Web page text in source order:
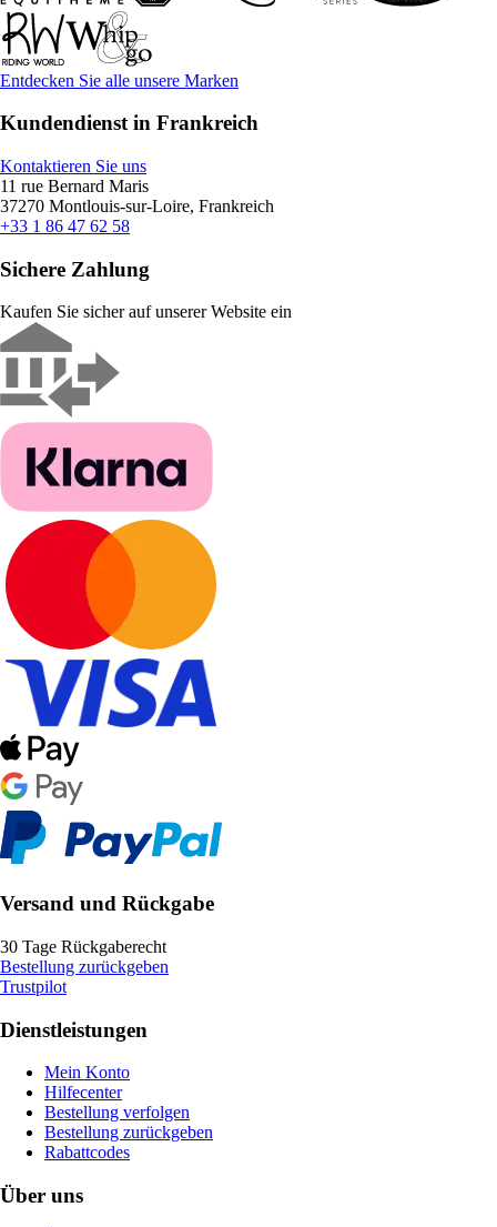
Entdecken Sie alle unsere Marken
Kundendienst in Frankreich
Kontaktieren Sie uns
11 rue Bernard Maris
37270 Montlouis-sur-Loire, Frankreich
+33 1 86 47 62 58
Sichere Zahlung
Kaufen Sie sicher auf unserer Website ein
Versand und Rückgabe
30 Tage Rückgaberecht
Bestellung zurückgeben
Trustpilot
Dienstleistungen
Mein Konto
Hilfecenter
Bestellung verfolgen
Bestellung zurückgeben
Rabattcodes
Über uns